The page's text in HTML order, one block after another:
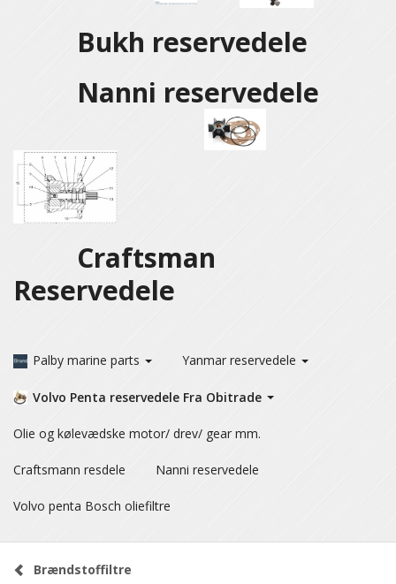
Bukh reservedele
Nanni reservedele
Craftsman
Reservedele
Palby marine parts Yanmar reservedele
Volvo Penta reservedele Fra Obitrade
Olie og kølevædske motor/ drev/ gear mm.
Craftsmann resdele Nanni reservedele
Volvo penta Bosch oliefiltre
Brændstoffiltre